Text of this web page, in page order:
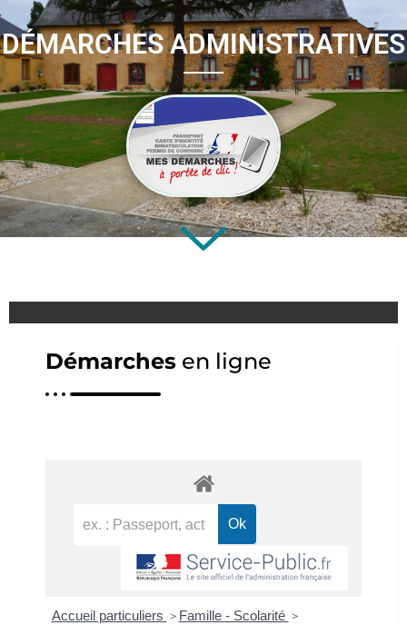
DÉMARCHES ADMINISTRATIVES
Démarches en ligne
Accueil particuliers > Famille - Scolarité >